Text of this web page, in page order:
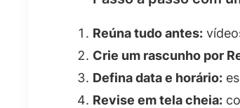
Reúna tudo antes:
Crie um rascunho por
Defina data e horário:
Revise em tela cheia: